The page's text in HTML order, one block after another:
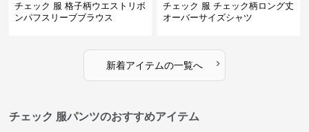
チェック 服 格子柄ウエストリボ
ンパフスリーブブラウス
チェック 服 チェック柄ロング丈
オーバーサイズシャツ
新着アイテムの一覧へ ›
チェック 服パンツのおすすめアイテム